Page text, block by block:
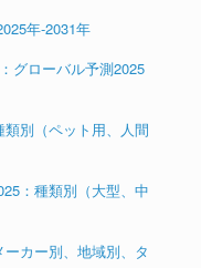
年-2031年
グローバル予測2025
別（ペット用、人間
：種類別（大型、中
カー別、地域別、タ